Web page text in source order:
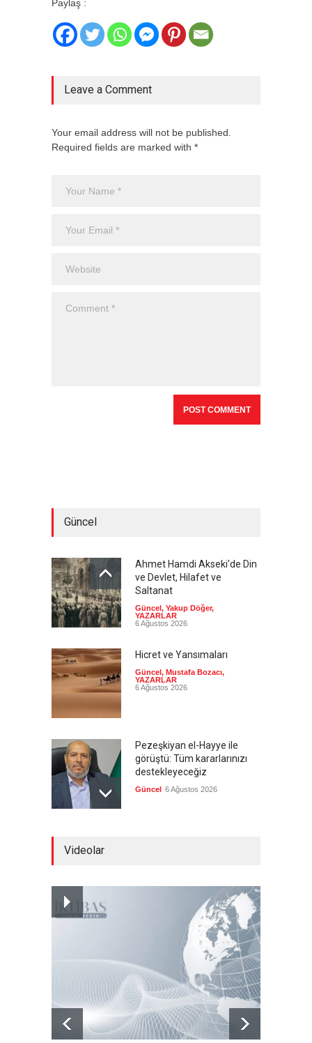
Paylaş :
Leave a Comment
Your email address will not be published.
Required fields are marked with *
Güncel
Ahmet Hamdi Akseki'de Din
ve Devlet, Hilafet ve
Saltanat
Güncel , Yakup Döğer,
YAZARLAR
6 Ağustos 2026
Hicret ve Yansımaları
Güncel , Mustafa Bozacı,
YAZARLAR
6 Ağustos 2026
Pezeşkiyan el-Hayye ile
görüştü: Tüm kararlarınızı
destekleyeceğiz
Güncel 6 Ağustos 2026
Pentagon'un Güney Kore'de
gerçek mühimmatla
6 Ağustos 2026
Videolar